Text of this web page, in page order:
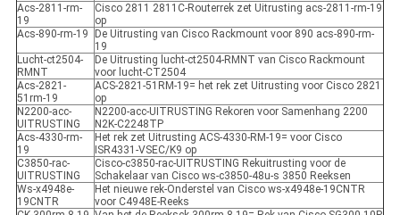
Acs-2811-rm-
19
Cisco 2811 2811C-Routerrek zet Uitrusting acs-2811-rm-19
op
Acs-890-rm-19
De Uitrusting van Cisco Rackmount voor 890 acs-890-rm-
19
Lucht-ct2504-
RMNT
De Uitrusting lucht-ct2504-RMNT van Cisco Rackmount
voor lucht-CT2504
Acs-2821-
51rm-19
ACS-2821-51RM-19= het rek zet Uitrusting voor Cisco 2821
op
N2200-acc-
UITRUSTING
N2200-acc-UITRUSTING Rekoren voor Samenhang 2200
N2K-C2248TP
Acs-4330-rm-
19
Het rek zet Uitrusting ACS-4330-RM-19= voor Cisco
ISR4331-VSEC/K9 op
C3850-rac-
UITRUSTING
Cisco-c3850-rac-UITRUSTING Rekuitrusting voor de
Schakelaar van Cisco ws-c3850-48u-s 3850 Reeksen
Ws-x4948e-
19CNTR
Het nieuwe rek-Onderstel van Cisco ws-x4948e-19CNTR
voor C4948E-Reeks